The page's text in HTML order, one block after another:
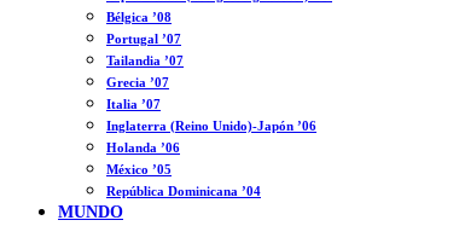
Bélgica ’08
Portugal ’07
Tailandia ’07
Grecia ’07
Italia ’07
Inglaterra (Reino Unido)-Japón ’06
Holanda ’06
México ’05
República Dominicana ’04
MUNDO